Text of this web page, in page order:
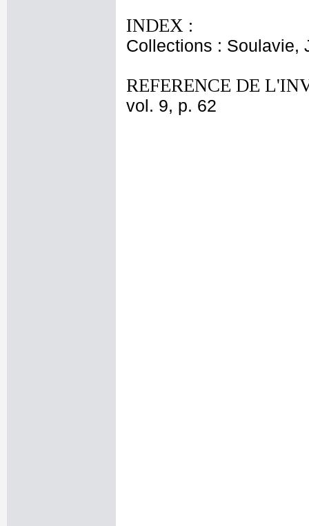
INDEX :
Collections : Soulavie,
REFERENCE DE
vol. 9, p. 62